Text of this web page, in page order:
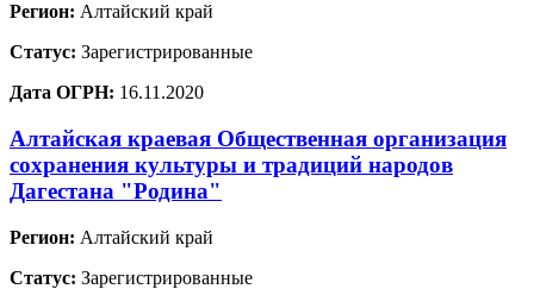
Регион: Алтайский край
Статус: Зарегистрированные
Дата ОГРН: 16.11.2020
Алтайская краевая Общественная организация
сохранения культуры и традиций народов
Дагестана "Родина"
Регион: Алтайский край
Статус: Зарегистрированные